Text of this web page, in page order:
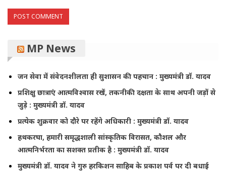
MP News
जन सेवा में संवेदनशीलता ही सुशासन की पहचान : मुख्यमंत्री डॉ. यादव
प्रशिक्षु छात्राएं आत्मविश्वास रखें, तकनीकी दक्षता के साथ अपनी जड़ों से
जुड़े : मुख्यमंत्री डॉ. यादव
प्रत्येक शुक्रवार को दौरे पर रहेंगे अधिकारी : मुख्यमंत्री डॉ. यादव
हथकरघा, हमारी समृद्धशाली सांस्कृतिक विरासत, कौशल और
आत्मनिर्भरता का सशक्त प्रतीक है : मुख्यमंत्री डॉ. यादव
मुख्यमंत्री डॉ. यादव ने गुरु हरकिशन साहिब के प्रकाश पर्व पर दी बधाई